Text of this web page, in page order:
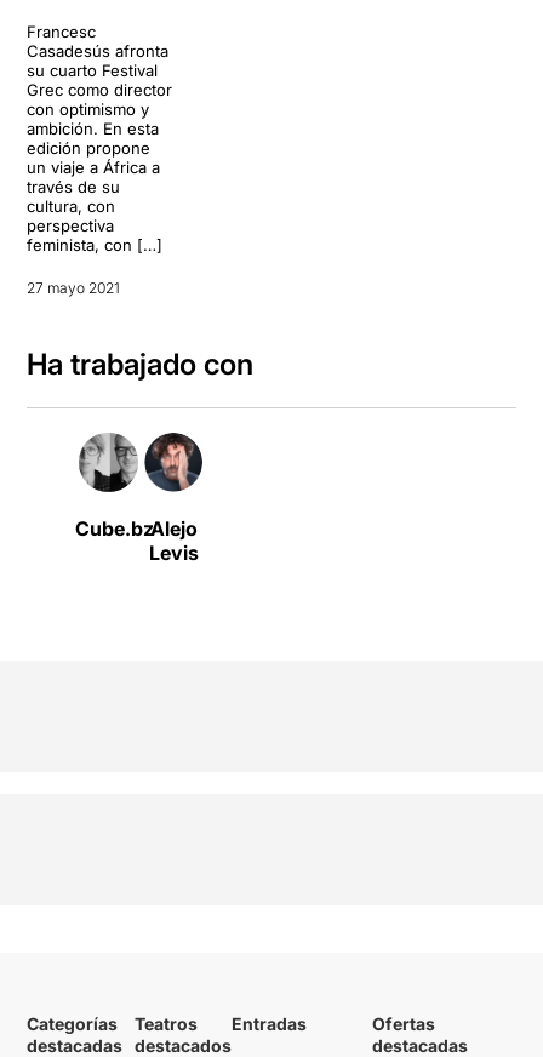
Francesc
Casadesús afronta
su cuarto Festival
Grec como director
con optimismo y
ambición. En esta
edición propone
un viaje a África a
través de su
cultura, con
perspectiva
feminista, con […]
27 mayo 2021
Ha trabajado con
Cube.bzAlejo
Levis
Categorías
destacadas
Teatros
destacados
Entradas
Ofertas
destacadas